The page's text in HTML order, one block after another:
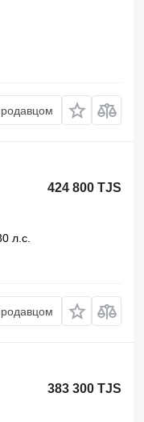
424 800 TJS
л.с.
383 300 TJS